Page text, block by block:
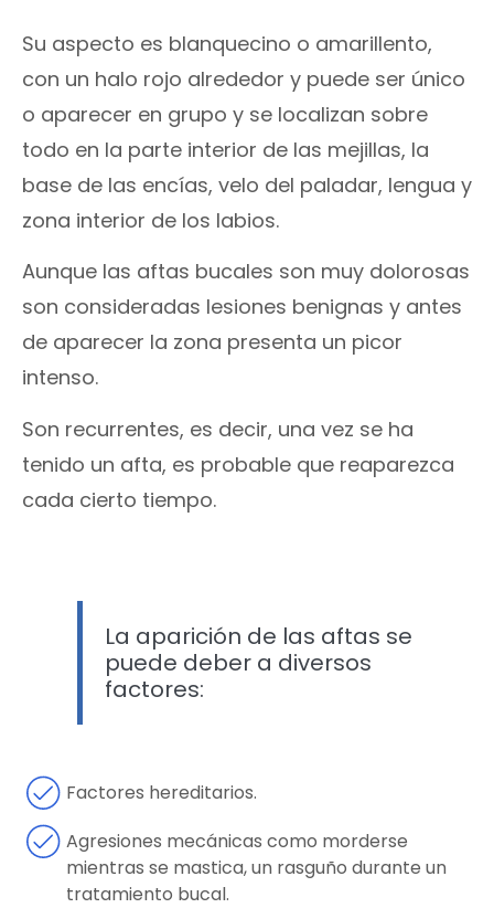
Su aspecto es blanquecino o amarillento,
con un halo rojo alrededor y puede ser único
o aparecer en grupo y se localizan sobre
todo en la parte interior de las mejillas, la
base de las encías, velo del paladar, lengua y
zona interior de los labios.
Aunque las aftas bucales son muy dolorosas
son consideradas lesiones benignas y antes
de aparecer la zona presenta un picor
intenso.
Son recurrentes, es decir, una vez se ha
tenido un afta, es probable que reaparezca
cada cierto tiempo.
La aparición de las aftas se
puede deber a diversos
factores:
Factores hereditarios.
Agresiones mecánicas como morderse
mientras se mastica, un rasguño durante un
tratamiento bucal.